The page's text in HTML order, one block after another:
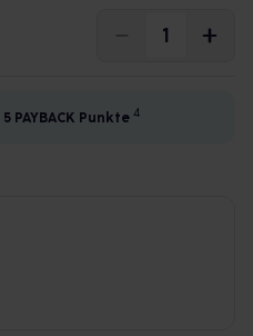
5 PAYBACK Punkte 4